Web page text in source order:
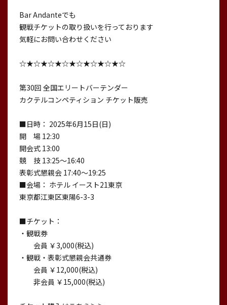
Bar Andanteでも
観戦チケットの取り扱いを行っております
気軽にお問い合わせください
☆★☆★☆★☆★☆★☆★☆★☆
第30回 全国エリートバーテンダー
カクテルコンペティション チケット販売
■日時： 2025年6月15日(日)
開 場 12:30
開会式 13:00
競 技 13:25～16:40
表彰式懇親会 17:40～19:25
■会場： ホテル イースト21東京
東京都江東区東陽6-3-3
■チケット：
・観戦券
会員 ￥3,000(税込)
・観戦・表彰式懇親会共通券
会員 ￥12,000(税込)
非会員 ￥15,000(税込)